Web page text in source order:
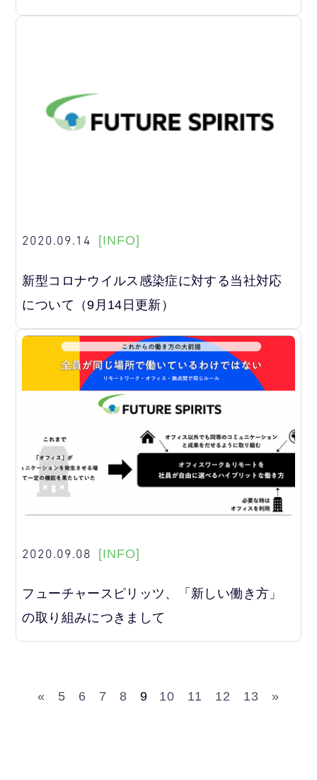
2020.09.14 [INFO]
新型コロナウイルス感染症に対する当社対応
について（9月14日更新）
2020.09.08 [INFO]
フューチャースピリッツ、「新しい働き方」
の取り組みにつきまして
« 5 6 7 8 9 10 11 12 13 »